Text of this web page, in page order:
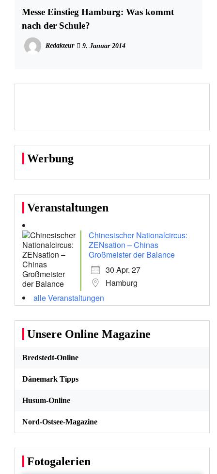
Messe Einstieg Hamburg: Was kommt
nach der Schule?
Redakteur 9. Januar 2014
Werbung
Veranstaltungen
Chinesischer Nationalcircus:
ZENsation – Chinas
Großmeister der Balance
30 Apr. 27
Hamburg
alle Veranstaltungen
Unsere Online Magazine
Bredstedt-Online
Dänemark Tipps
Husum-Online
Nord-Ostsee-Magazine
Fotogalerien